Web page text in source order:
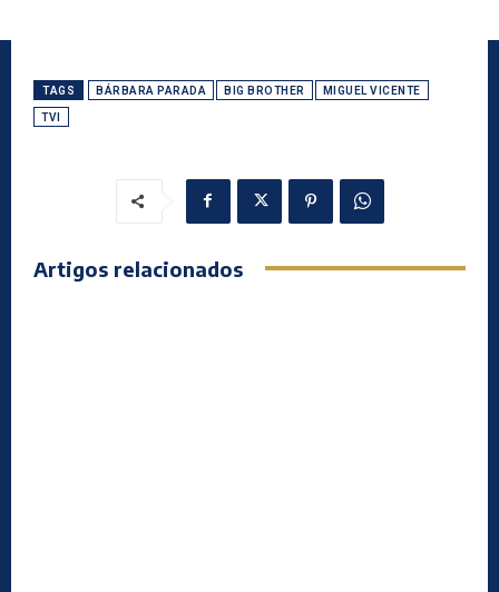
TAGS BÁRBARA PARADA BIG BROTHER MIGUEL VICENTE
TVI
Artigos relacionados